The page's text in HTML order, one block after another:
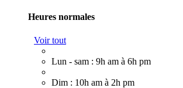
Heures normales
Voir tout
Lun - sam : 9h am à 6h pm
Dim : 10h am à 2h pm